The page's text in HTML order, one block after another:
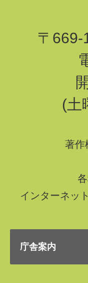
〒
(土
著作
インターネッ
庁舎案内